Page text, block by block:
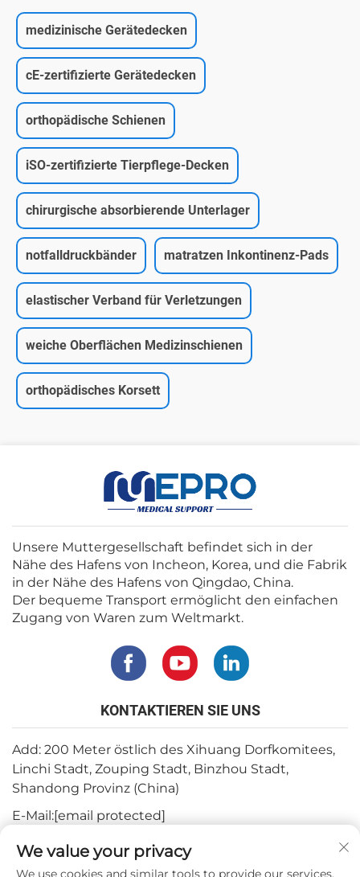
medizinische Gerätedecken
cE-zertifizierte Gerätedecken
orthopädische Schienen
iSO-zertifizierte Tierpflege-Decken
chirurgische absorbierende Unterlager
notfalldruckbänder matratzen Inkontinenz-Pads
elastischer Verband für Verletzungen
weiche Oberflächen Medizinschienen
orthopädisches Korsett
Unsere Muttergesellschaft befindet sich in der
Nähe des Hafens von Incheon, Korea, und die Fabrik
in der Nähe des Hafens von Qingdao, China.
Der bequeme Transport ermöglicht den einfachen
Zugang von Waren zum Weltmarkt.
KONTAKTIEREN SIE UNS
Add: 200 Meter östlich des Xihuang Dorfkomitees,
Linchi Stadt, Zouping Stadt, Binzhou Stadt,
Shandong Provinz (China)
E-Mail:[email protected]
Tel.: +82-3180427370
Telefon: +86-15564344404
We value your privacy
We use cookies and similar tools to provide our services.